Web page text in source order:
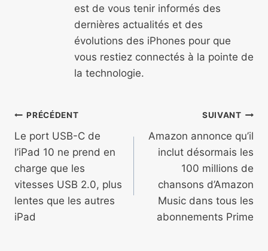
est de vous tenir informés des
dernières actualités et des
évolutions des iPhones pour que
vous restiez connectés à la pointe de
la technologie.
Navigation
de
l’article
PRÉCÉDENT
Le port USB-C de
l’iPad 10 ne prend en
charge que les
vitesses USB 2.0, plus
lentes que les autres
iPad
SUIVANT
Amazon annonce qu’il
inclut désormais les
100 millions de
chansons d’Amazon
Music dans tous les
abonnements Prime